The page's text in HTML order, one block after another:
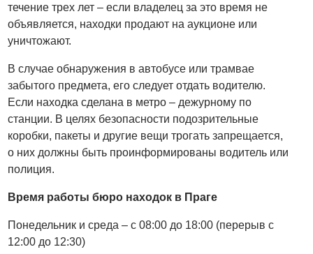
течение трех лет – если владелец за это время не
объявляется, находки продают на аукционе или
уничтожают.
В случае обнаружения в автобусе или трамвае
забытого предмета, его следует отдать водителю.
Если находка сделана в метро – дежурному по
станции. В целях безопасности подозрительные
коробки, пакеты и другие вещи трогать запрещается,
о них должны быть проинформированы водитель или
полиция.
Время работы бюро находок в Праге
Понедельник и среда – с 08:00 до 18:00 (перерыв с
12:00 до 12:30)